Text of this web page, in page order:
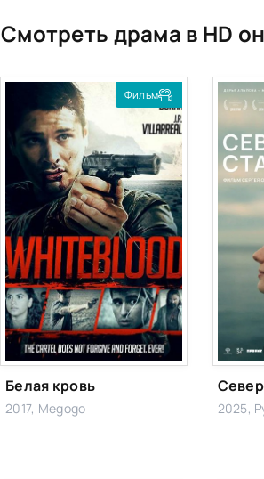
Смотреть драма в HD
Фильм
Белая кровь
2017, Megogo 2025,